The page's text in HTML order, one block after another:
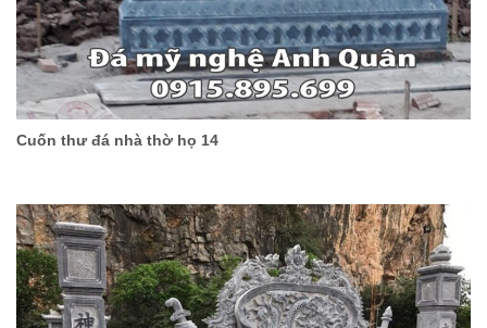
Cuốn thư đá nhà thờ họ 14